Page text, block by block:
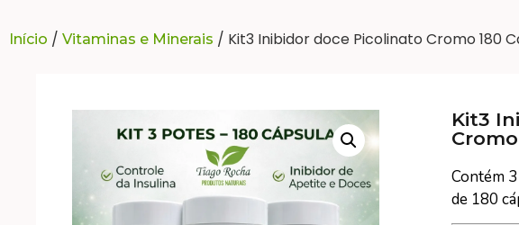
Início / Vitaminas e Minerais / Kit3 Inibidor doce Picolinato Cromo 180
Kit3
Contém
de 180